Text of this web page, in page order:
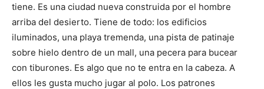
tiene. Es una ciudad nueva construida por el hombre
arriba del desierto. Tiene de todo: los edificios
iluminados, una playa tremenda, una pista de patinaje
sobre hielo dentro de un mall, una pecera para bucear
con tiburones. Es algo que no te entra en la cabeza. A
ellos les gusta mucho jugar al polo. Los patrones